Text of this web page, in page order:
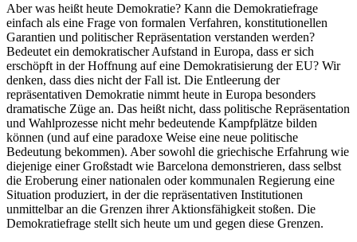
Aber was heißt heute Demokratie? Kann die Demokratiefrage
einfach als eine Frage von formalen Verfahren, konstitutionellen
Garantien und politischer Repräsentation verstanden werden?
Bedeutet ein demokratischer Aufstand in Europa, dass er sich
erschöpft in der Hoffnung auf eine Demokratisierung der EU? Wir
denken, dass dies nicht der Fall ist. Die Entleerung der
repräsentativen Demokratie nimmt heute in Europa besonders
dramatische Züge an. Das heißt nicht, dass politische Repräsentation
und Wahlprozesse nicht mehr bedeutende Kampfplätze bilden
können (und auf eine paradoxe Weise eine neue politische
Bedeutung bekommen). Aber sowohl die griechische Erfahrung wie
diejenige einer Großstadt wie Barcelona demonstrieren, dass selbst
die Eroberung einer nationalen oder kommunalen Regierung eine
Situation produziert, in der die repräsentativen Institutionen
unmittelbar an die Grenzen ihrer Aktionsfähigkeit stoßen. Die
Demokratiefrage stellt sich heute um und gegen diese Grenzen.